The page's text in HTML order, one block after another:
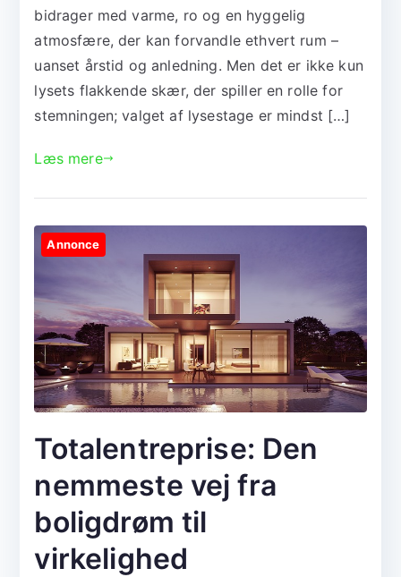
bidrager med varme, ro og en hyggelig
atmosfære, der kan forvandle ethvert rum –
uanset årstid og anledning. Men det er ikke kun
lysets flakkende skær, der spiller en rolle for
stemningen; valget af lysestage er mindst […]
Læs mere
Annonce
Totalentreprise: Den
nemmeste vej fra
boligdrøm til
virkelighed